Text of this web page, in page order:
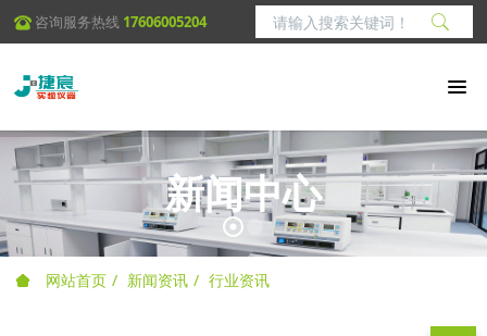
咨询服务热线 17606005204
新闻中心
网站首页 新闻资讯 行业资讯